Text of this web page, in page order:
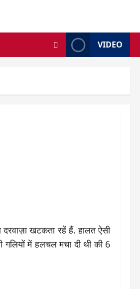
VIDEO
खटकता रहें हैं. हालत ऐसी
गलियों में हलचल मचा दी थी की 6